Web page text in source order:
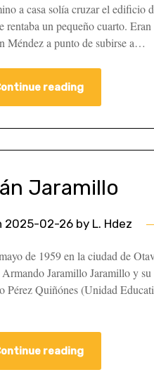
a casa solía cruzar el edificio
un pequeño cuarto. Eran
Méndez a punto de subirse a…
reading
Jaramillo
2025-02-26 by L. Hdez
de 1959 en la ciudad de
Jaramillo Jaramillo y
Pérez Quiñónes (Unidad
reading